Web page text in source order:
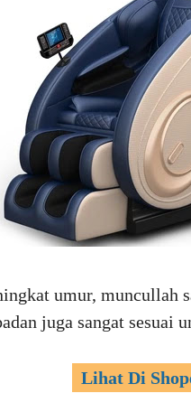
umur, muncullah
juga sangat sesuai
Lihat Di